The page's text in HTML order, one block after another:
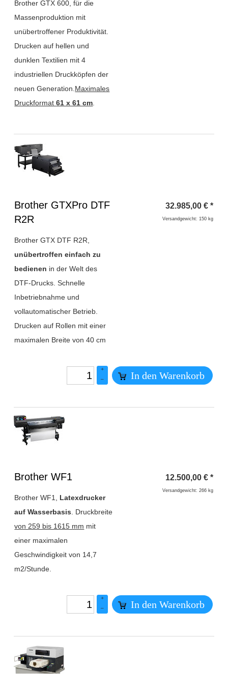
Brother GTX 600, für die
Massenproduktion mit
unübertroffener Produktivität.
Drucken auf hellen und
dunklen Textilien mit 4
industriellen Druckköpfen der
neuen Generation. Maximales
Druckformat61 x 61 cm
Überschrift
1
Brother GTXPro DTF
R2R
Brother GTX DTF R2R,
unübertroffen einfach zu
bedienen in der Welt des
DTF-Drucks. Schnelle
Inbetriebnahme und
vollautomatischer Betrieb.
Drucken auf Rollen mit einer
maximalen Breite von 40 cm
32.985,00 € *
Versandgewicht: 150 kg
+
–
In den Warenkorb
Überschrift
Brother WF1
Brother WF1, Latexdrucker
auf Wasserbasis . Druckbreite
von 259 bis 1615 mm mit
einer maximalen
Geschwindigkeit von 14,7
m2/Stunde.
12.500,00 € *
Versandgewicht: 266 kg
+
–
In den Warenkorb